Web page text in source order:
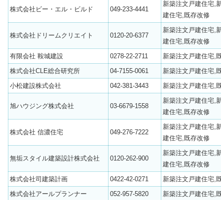
株式会社ビー・エル・ビルド 049-233-4441
新築注文戸建住宅,
建住宅,既存改修
株式会社ドリームクリエイト 0120-20-6377
新築注文戸建住宅,
建住宅,既存改修
有限会社 鞍城建設
0278-22-2711
新築注文戸建住宅,
株式会社CLE総合研究所
04-7155-0061
新築注文戸建住宅,
小松建設株式会社
042-381-3443 新築注文戸建住宅,
旭ハウジング株式会社 03-6679-1558
新築注文戸建住宅,
建住宅,既存改修
株式会社 信濃住宅 049-276-7222
新築注文戸建住宅,
建住宅,既存改修
無垢スタイル建築設計株式会社 0120-262-900
新築注文戸建住宅,
建住宅,既存改修
株式会社司建築計画
0422-42-0271
新築注文戸建住宅,
株式会社アールプランナー
052-957-5820
新築注文戸建住宅,